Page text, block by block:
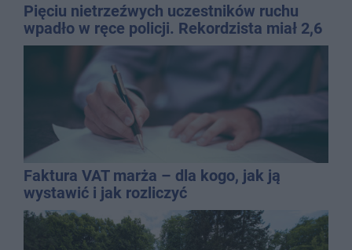
Pięciu nietrzeźwych uczestników ruchu
wpadło w ręce policji. Rekordzista miał 2,6
promila
Faktura VAT marża – dla kogo, jak ją
wystawić i jak rozliczyć